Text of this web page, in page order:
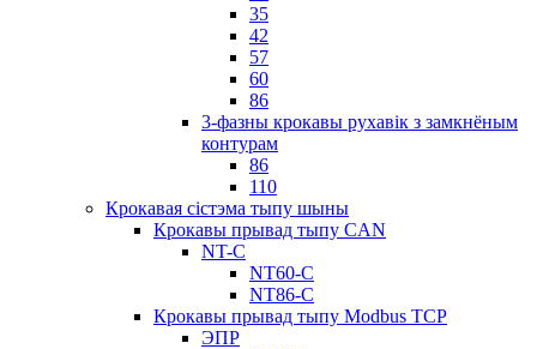
35
42
57
60
86
3-фазны крокавы рухавік з замкнёным
контурам
86
110
Крокавая сістэма тыпу шыны
Крокавы прывад тыпу CAN
NT-C
NT60-C
NT86-C
Крокавы прывад тыпу Modbus TCP
ЭПР